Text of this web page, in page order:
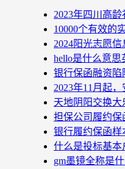
2023年四川高
10000个有效的
2024阳光志愿
hello是什么意思
银行保函融资陷
2023年11月起
天地阴阳交换
担保公司履约保
银行履约保函样
什么是投标基本
gm墨镜全称是